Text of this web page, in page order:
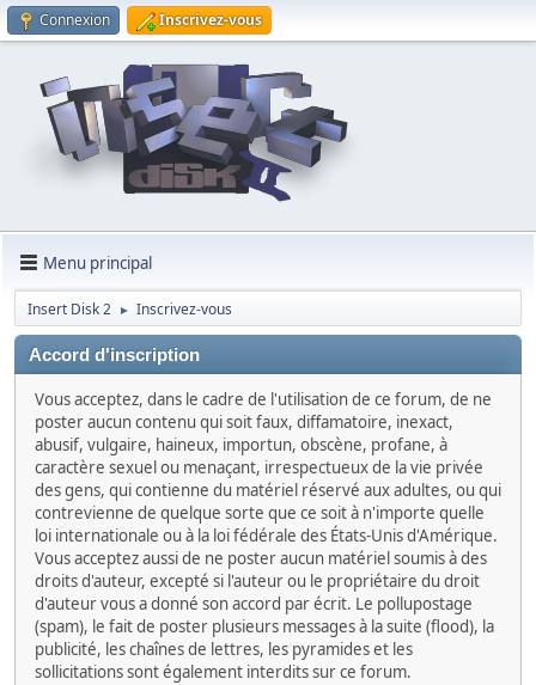
Connexion Inscrivez-vous
Menu principal
Insert Disk 2 ► Inscrivez-vous
Accord d'inscription
Vous acceptez, dans le cadre de l'utilisation de ce forum, de ne
poster aucun contenu qui soit faux, diffamatoire, inexact,
abusif, vulgaire, haineux, importun, obscène, profane, à
caractère sexuel ou menaçant, irrespectueux de la vie privée
des gens, qui contienne du matériel réservé aux adultes, ou qui
contrevienne de quelque sorte que ce soit à n'importe quelle
loi internationale ou à la loi fédérale des États-Unis d'Amérique.
Vous acceptez aussi de ne poster aucun matériel soumis à des
droits d'auteur, excepté si l'auteur ou le propriétaire du droit
d'auteur vous a donné son accord par écrit. Le pollupostage
(spam), le fait de poster plusieurs messages à la suite (flood), la
publicité, les chaînes de lettres, les pyramides et les
sollicitations sont également interdits sur ce forum.